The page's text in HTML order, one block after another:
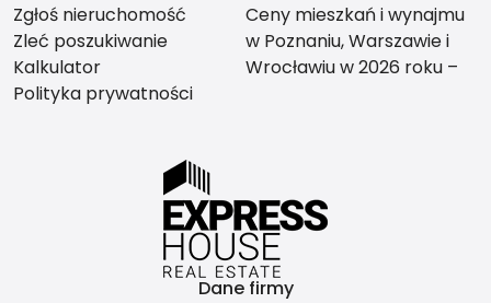
Zgłoś nieruchomość
Zleć poszukiwanie
Kalkulator
Polityka prywatności
Ceny mieszkań i wynajmu
w Poznaniu, Warszawie i
Wrocławiu w 2026 roku –
Dane firmy